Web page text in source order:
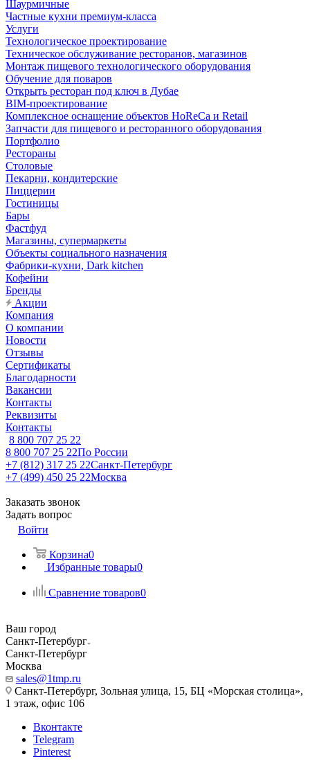
Шаурмичные
Частные кухни премиум-класса
Услуги
Технологическое проектирование
Техническое обслуживание ресторанов, магазинов
Монтаж пищевого технологического оборудования
Обучение для поваров
Открыть ресторан под ключ в Дубае
BIM-проектирование
Комплексное оснащение объектов HoReCa и Retail
Запчасти для пищевого и ресторанного оборудования
Портфолио
Рестораны
Столовые
Пекарни, кондитерские
Пиццерии
Гостиницы
Бары
Фастфуд
Магазины, супермаркеты
Объекты социального назначения
Фабрики-кухни, Dark kitchen
Кофейни
Бренды
Акции
Компания
О компании
Новости
Отзывы
Сертификаты
Благодарности
Вакансии
Контакты
Реквизиты
Контакты
8 800 707 25 22
8 800 707 25 22По России
+7 (812) 317 25 22Санкт-Петербург
+7 (499) 450 25 22Москва
Заказать звонок
Задать вопрос
Войти
Корзина0
Избранные товары0
Сравнение товаров0
Ваш город
Санкт-Петербург
Санкт-Петербург
Москва
sales@1tmp.ru
Санкт-Петербург, Зольная улица, 15, БЦ «Морская столица»,
1 этаж, офис 106
Вконтакте
Telegram
Pinterest